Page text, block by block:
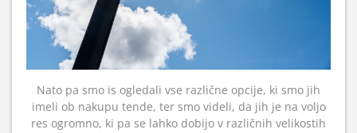
Nato pa smo is ogledali vse različne opcije, ki smo jih
imeli ob nakupu tende, ter smo videli, da jih je na voljo
res ogromno, ki pa se lahko dobijo v različnih velikostih